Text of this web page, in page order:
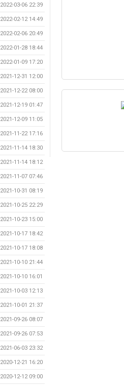
2022-03-06 22:39
2022-02-12 14:49
2022-02-06 20:49
2022-01-28 18:44
2022-01-09 17:20
2021-12-31 12:00
2021-12-22 08:00
2021-12-19 01:47
2021-12-09 11:05
2021-11-22 17:16
2021-11-14 18:30
2021-11-14 18:12
2021-11-07 07:46
2021-10-31 08:19
2021-10-25 22:29
2021-10-23 15:00
2021-10-17 18:42
2021-10-17 18:08
2021-10-10 21:44
2021-10-10 16:01
2021-10-03 12:13
2021-10-01 21:37
2021-09-26 08:07
2021-09-26 07:53
2021-06-03 23:32
2020-12-21 16:20
2020-12-12 09:00